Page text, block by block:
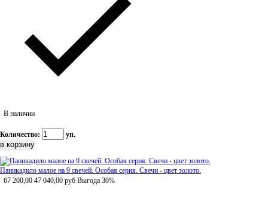
В наличии
Количество: уп.
Паникадило малое на 9 свечей. Особая серия. Свечи - цвет золото.
67 200,00 47 040,00 руб Выгода 30%